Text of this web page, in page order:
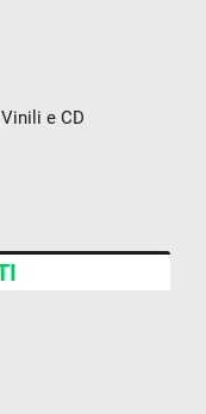
Vinili e CD